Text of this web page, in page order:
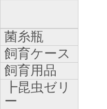
菌糸瓶
飼育ケース
飼育用品
┣昆虫ゼリ
ー